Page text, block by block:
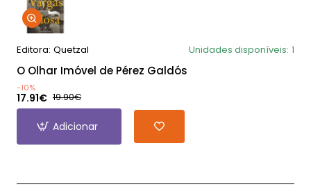
Editora: Quetzal Unidades disponíveis: 1
O Olhar Imóvel de Pérez Galdós
-10%
17.91€ 19.90€
Adicionar